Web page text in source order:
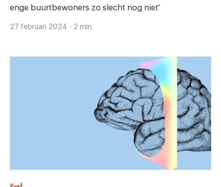
enge buurtbewoners zo slecht nog niet'
27 februari 2024 - 2 min.